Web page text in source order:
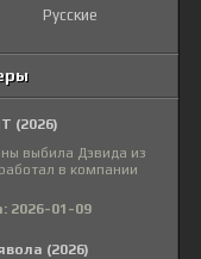
Русские
(2026)
выбила Дэвида из
в компании
2026-01-09
(2026)